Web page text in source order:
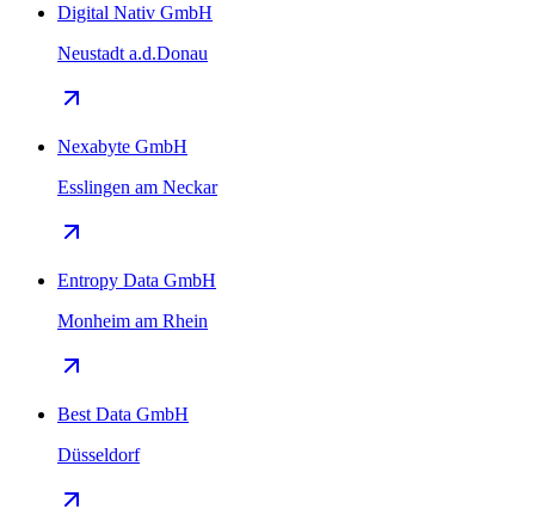
Digital Nativ GmbH
Neustadt a.d.Donau
Nexabyte GmbH
Esslingen am Neckar
Entropy Data GmbH
Monheim am Rhein
Best Data GmbH
Düsseldorf